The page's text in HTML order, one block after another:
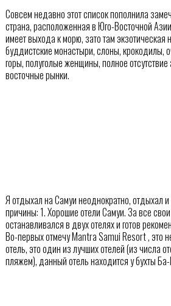
Совсем недавно этот список пополнила
страна, расположенная в Юго-Восточной
имеет выхода к морю, зато там экзотическая
буддистские монастыри, слоны, крокодилы,
горы, полуголые женщины, полное
восточные рынки.
Я отдыхал на Самуи неоднократно, отдыхал
причины: 1. Хорошие отели Самуи. За все
останавливался в двух отелях и готов
Во-первых отмечу Mantra Samui Resort , это
отель, это один из лучших отелей (из числа
пляжем), данный отель находится у бухты